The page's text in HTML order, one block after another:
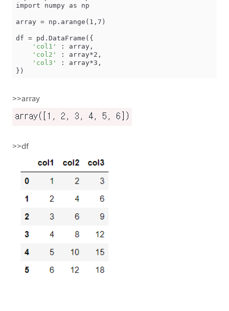
import numpy as np
array = np.arange(1,7)
df = pd.DataFrame({
'col1'
: array,
'col2'
: array*2,
'col3'
: array*3,
})
>>array
>>df